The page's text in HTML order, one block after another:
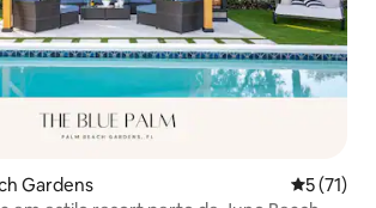
Gardens 5 de uma
5 (71)